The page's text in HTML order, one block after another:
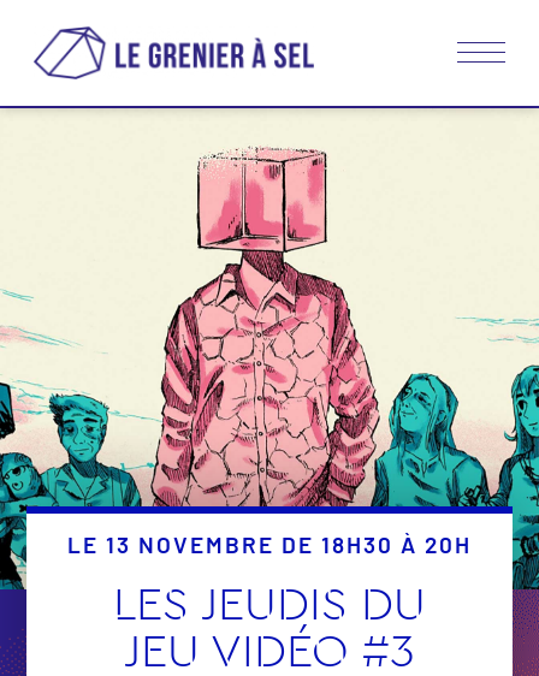
LE 13 NOVEMBRE DE 18H30 À 20H
LES JEUDIS DU
JEU VIDÉO #3